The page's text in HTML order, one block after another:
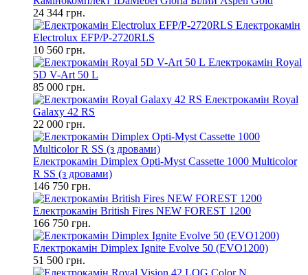
24 344 грн.
Електрокамін
Electrolux EFP/P-2720RLS
10 560 грн.
Електрокамін Royal
5D V-Art 50 L
85 000 грн.
Електрокамін Royal
Galaxy 42 RS
22 000 грн.
Електрокамін Dimplex Opti-Myst Cassette 1000 Multicolor
R SS (з дровами)
146 750 грн.
Електрокамін British Fires NEW FOREST 1200
166 750 грн.
Електрокамін Dimplex Ignite Evolve 50 (EVO1200)
51 500 грн.